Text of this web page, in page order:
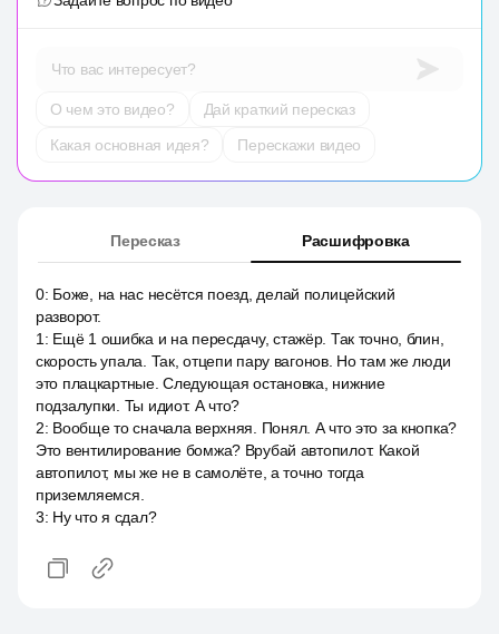
Что вас интересует?
О чем это видео?
Дай краткий пересказ
Какая основная идея?
Перескажи видео
Пересказ Расшифровка
0: Боже, на нас несётся поезд, делай полицейский
разворот.
1 : Ещё 1 ошибка и на пересдачу, стажёр. Так точно, блин,
скорость упала. Так, отцепи пару вагонов. Но там же люди
это плацкартные. Следующая остановка, нижние
подзалупки. Ты идиот. А что?
2: Вообще то сначала верхняя. Понял. А что это за кнопка?
Это вентилирование бомжа? Врубай автопилот. Какой
автопилот, мы же не в самолёте, а точно тогда
приземляемся.
3: Ну что я сдал?